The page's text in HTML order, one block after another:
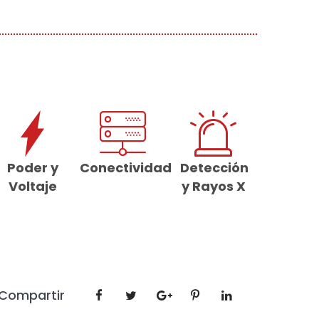
Poder y
Voltaje
Conectividad Detección
y Rayos X